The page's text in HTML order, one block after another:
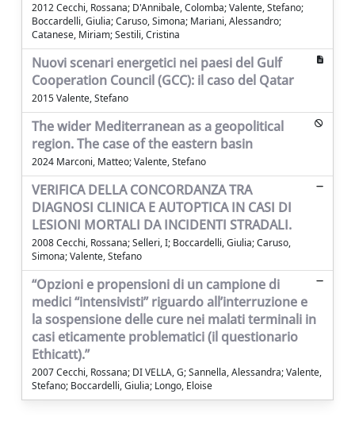
2012 Cecchi, Rossana; D'Annibale, Colomba; Valente, Stefano;
Boccardelli, Giulia; Caruso, Simona; Mariani, Alessandro;
Catanese, Miriam; Sestili, Cristina
Nuovi scenari energetici nei paesi del Gulf
Cooperation Council (GCC): il caso del Qatar
2015 Valente, Stefano
The wider Mediterranean as a geopolitical
region. The case of the eastern basin
2024 Marconi, Matteo; Valente, Stefano
VERIFICA DELLA CONCORDANZA TRA
DIAGNOSI CLINICA E AUTOPTICA IN CASI DI
LESIONI MORTALI DA INCIDENTI STRADALI.
2008 Cecchi, Rossana; Selleri, I; Boccardelli, Giulia; Caruso,
Simona; Valente, Stefano
“Opzioni e propensioni di un campione di
medici “intensivisti” riguardo all’interruzione e
la sospensione delle cure nei malati terminali in
casi eticamente problematici (il questionario
Ethicatt).”
2007 Cecchi, Rossana; DI VELLA, G; Sannella, Alessandra; Valente,
Stefano; Boccardelli, Giulia; Longo, Eloise